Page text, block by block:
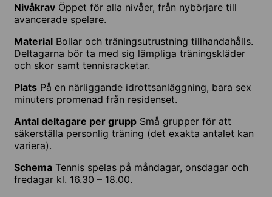
Nivåkrav Öppet för alla nivåer, från nybörjare till
avancerade spelare.
Material Bollar och träningsutrustning tillhandahålls.
Deltagarna bör ta med sig lämpliga träningskläder
och skor samt tennisracketar.
Plats På en närliggande idrottsanläggning, bara sex
minuters promenad från residenset.
Antal deltagare per grupp Små grupper för att
säkerställa personlig träning (det exakta antalet kan
variera).
Schema Tennis spelas på måndagar, onsdagar och
fredagar kl. 16.30 – 18.00.